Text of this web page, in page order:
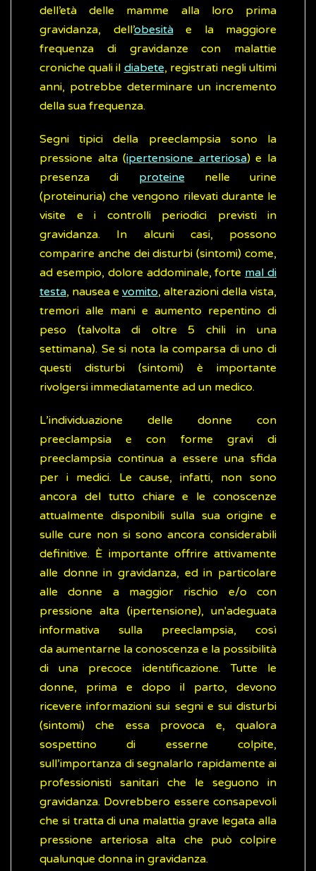
dell’età delle mamme alla loro prima
gravidanza, dell’obesitàe la maggiore
frequenza di gravidanze con malattie
croniche quali il diabete, registrati negli ultimi
anni, potrebbe determinare un incremento
della sua frequenza.
Segni tipici della preeclampsia sono la
pressione alta (ipertensione arteriosa) e la
presenza di proteine nelle urine
(proteinuria) che vengono rilevati durante le
visite e i controlli periodici previsti in
gravidanza. In alcuni casi, possono
comparire anche dei disturbi (sintomi) come,
ad esempio, dolore addominale, forte mal di
testa, nausea e vomito, alterazioni della vista,
tremori alle mani e aumento repentino di
peso (talvolta di oltre 5 chili in una
settimana). Se si nota la comparsa di uno di
questi disturbi (sintomi) è importante
rivolgersi immediatamente ad un medico.
L’individuazione delle donne con
preeclampsia e con forme gravi di
preeclampsia continua a essere una sfida
per i medici. Le cause, infatti, non sono
ancora del tutto chiare e le conoscenze
attualmente disponibili sulla sua origine e
sulle cure non si sono ancora considerabili
definitive. È importante offrire attivamente
alle donne in gravidanza, ed in particolare
alle donne a maggior rischio e/o con
pressione alta (ipertensione), un'adeguata
informativa sulla preeclampsia, così
da aumentarne la conoscenza e la possibilità
di una precoce identificazione. Tutte le
donne, prima e dopo il parto, devono
ricevere informazioni sui segni e sui disturbi
(sintomi) che essa provoca e, qualora
sospettino di esserne colpite,
sull’importanza di segnalarlo rapidamente ai
professionisti sanitari che le seguono in
gravidanza. Dovrebbero essere consapevoli
che si tratta di una malattia grave legata alla
pressione arteriosa alta che può colpire
qualunque donna in gravidanza.